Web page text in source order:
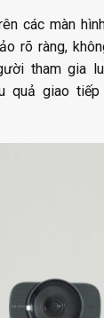
các màn
rõ ràng,
tham gia
quả giao